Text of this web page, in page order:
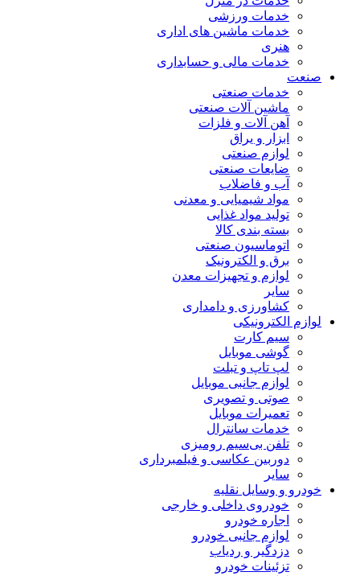
خدمات ورزشی
خدمات ماشین های اداری
هنری
خدمات مالی و حسابداری
صنعت
خدمات صنعتی
ماشین آلات صنعتی
آهن آلات و فلزات
ابزار و یراق
لوازم صنعتی
ضایعات صنعتی
آب و فاضلاب
مواد شیمیایی و معدنی
تولید مواد غذایی
بسته بندی کالا
اتوماسیون صنعتی
برق و الکترونیک
لوازم و تجهیزات معدن
سایر
کشاورزی و دامداری
لوازم الکترونیکی
سیم کارت
گوشی موبایل
لپ تاپ و تبلت
لوازم جانبی موبایل
صوتی و تصویری
تعمیرات موبایل
خدمات سانترال
تلفن بی‌سیم رومیزی
دوربین عکاسی و فیلمبرداری
سایر
خودرو و وسایل نقلیه
خودروی داخلی و خارجی
اجاره خودرو
لوازم جانبی خودرو
دزدگیر و ردیاب
تزئینات خودرو